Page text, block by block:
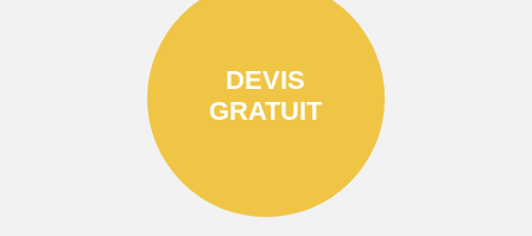
DEVIS
GRATUIT